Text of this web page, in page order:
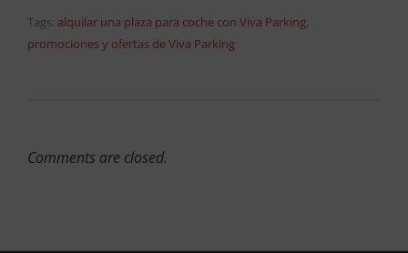
Tags: alquilar una plaza para coche con Viva Parking,
promociones y ofertas de Viva Parking
Comments are closed.